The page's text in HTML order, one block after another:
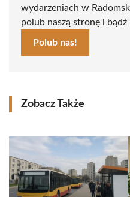
wydarzeniach w
polub naszą stronę i bądź
Polub nas!
Zobacz Także